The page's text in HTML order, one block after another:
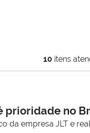
10 itens
prioridade no
da empresa JLT e